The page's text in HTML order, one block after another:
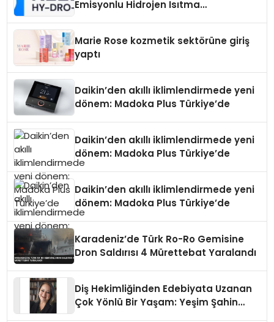
Emisyonlu Hidrojen Isıtma
Marie Rose kozmetik sektörüne giriş
yaptı
Daikin’den akıllı iklimlendirmede yeni
dönem: Madoka Plus Türkiye’de
Daikin’den akıllı iklimlendirmede yeni
dönem: Madoka Plus Türkiye’de
Daikin’den akıllı iklimlendirmede yeni
dönem: Madoka Plus Türkiye’de
Karadeniz’de Türk Ro-Ro Gemisine
Dron Saldırısı 4 Mürettebat Yaralandı
Diş Hekimliğinden Edebiyata Uzanan
Çok Yönlü Bir Yaşam: Yeşim Şahin